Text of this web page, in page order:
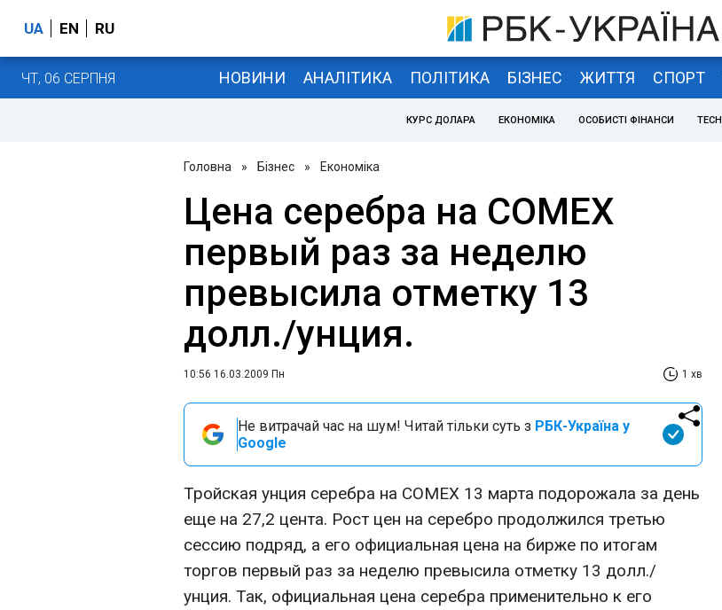
UA EN RU
ЧТ, 06 СЕРПНЯ НОВИНИ АНАЛІТИКА ПОЛІТИКА БІЗНЕС ЖИТТЯ СПОРТ
КУРС ДОЛАРА ЕКОНОМІКА ОСОБИСТІ ФІНАНСИ TECH
Головна » Бізнес » Економіка
Цена серебра на COMEX
первый раз за неделю
превысила отметку 13
долл./унция.
10:56 16.03.2009 Пн 1 хв
Не витрачай час на шум! Читай тільки суть з РБК-Україна у
Google
Тройская унция серебра на COMEX 13 марта подорожала за день
еще на 27,2 цента. Рост цен на серебро продолжился третью
сессию подряд, а его официальная цена на бирже по итогам
торгов первый раз за неделю превысила отметку 13 долл./
унция. Так, официальная цена серебра применительно к его